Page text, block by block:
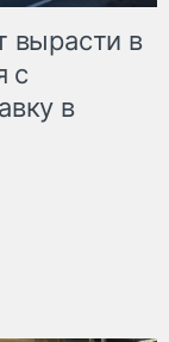
вырасти в
с
в